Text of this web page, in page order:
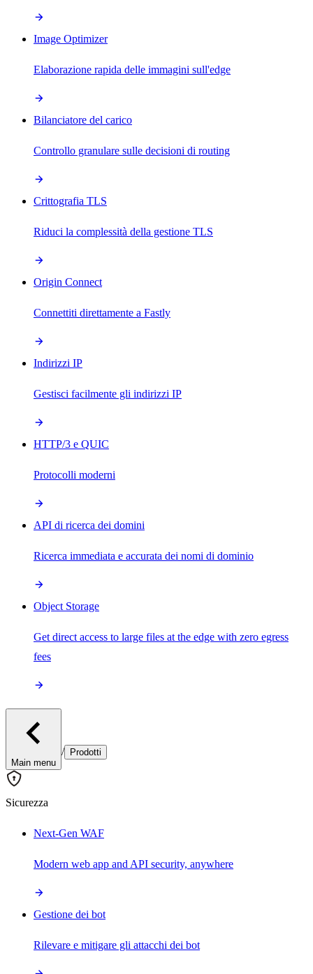
Image Optimizer
Elaborazione rapida delle immagini sull'edge
Bilanciatore del carico
Controllo granulare sulle decisioni di routing
Crittografia TLS
Riduci la complessità della gestione TLS
Origin Connect
Connettiti direttamente a Fastly
Indirizzi IP
Gestisci facilmente gli indirizzi IP
HTTP/3 e QUIC
Protocolli moderni
API di ricerca dei domini
Ricerca immediata e accurata dei nomi di dominio
Object Storage
Get direct access to large files at the edge with zero egress
fees
Main menu
/ Prodotti
Sicurezza
Next-Gen WAF
Modern web app and API security, anywhere
Gestione dei bot
Rilevare e mitigare gli attacchi dei bot